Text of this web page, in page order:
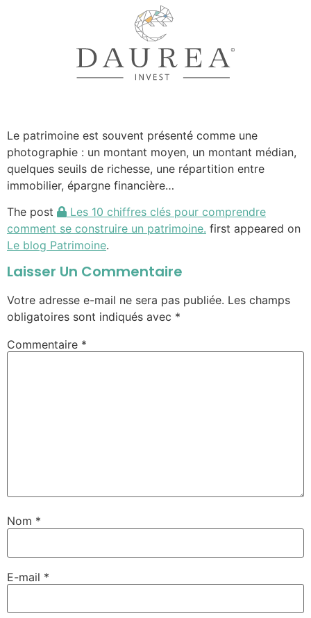
Le patrimoine est souvent présenté comme une
photographie : un montant moyen, un montant médian,
quelques seuils de richesse, une répartition entre
immobilier, épargne financière…
The post
Les 10 chiffres clés pour comprendre
comment se construire un patrimoine. first appeared on
Le blog Patrimoine.
Laisser Un Commentaire
Votre adresse e-mail ne sera pas publiée. Les champs
obligatoires sont indiqués avec *
Commentaire *
Nom *
E-mail *